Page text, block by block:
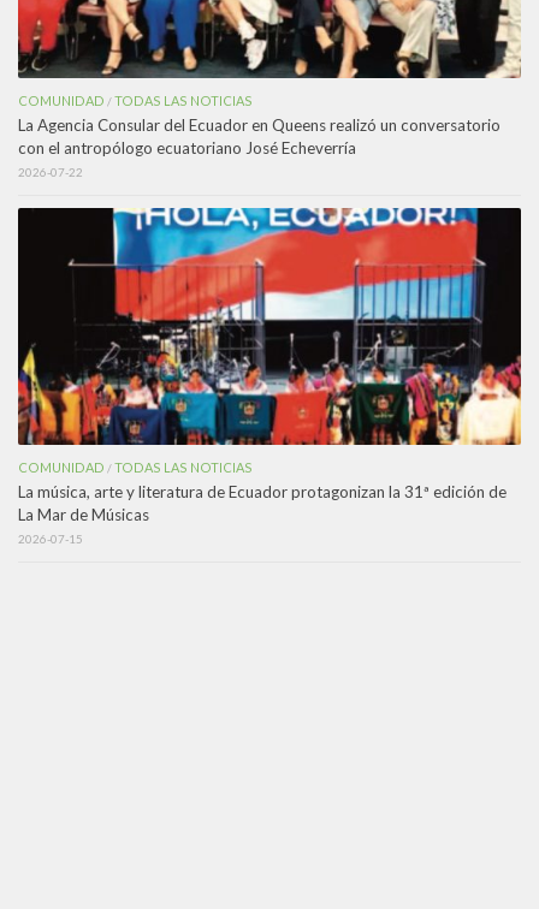
COMUNIDAD /TODAS LAS NOTICIAS
La Agencia Consular del Ecuador en Queens realizó un conversatorio
con el antropólogo ecuatoriano José Echeverría
2026-07-22
COMUNIDAD /TODAS LAS NOTICIAS
La música, arte y literatura de Ecuador protagonizan la 31ª edición de
La Mar de Músicas
2026-07-15